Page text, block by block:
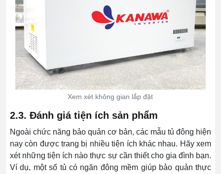
Xem xét không gian lắp đặt
2.3. Đánh giá tiện ích sản phẩm
Ngoài chức năng bảo quản cơ bản, các mẫu tủ đông hiện
nay còn được trang bị nhiều tiện ích khác nhau. Hãy xem
xét những tiện ích nào thực sự cần thiết cho gia đình bạn.
Ví dụ, một số tủ có ngăn đông mềm giúp bảo quản thực